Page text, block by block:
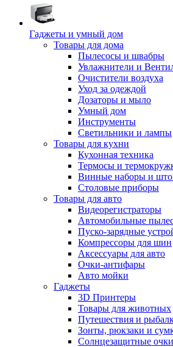
Гаджеты и умный дом
Товары для дома
Пылесосы и швабры
Увлажнители и
Очистители воздуха
Уход за одеждой
Дозаторы и мыло
Умный дом
Инструменты
Светильники и лампы
Товары для кухни
Кухонная техника
Термосы и
Винные наборы и
Столовые приборы
Товары для авто
Видеорегистраторы
Автомобильные
Пуско-зарядные
Компрессоры для шин
Аксессуары для авто
Очки-антифары
Авто мойки
Гаджеты
3D Принтеры
Товары для животных
Путешествия и
Зонты, рюкзаки и
Солнцезащитные очки